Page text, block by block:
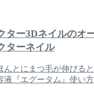
ター3Dネイルのオ
ターネイル